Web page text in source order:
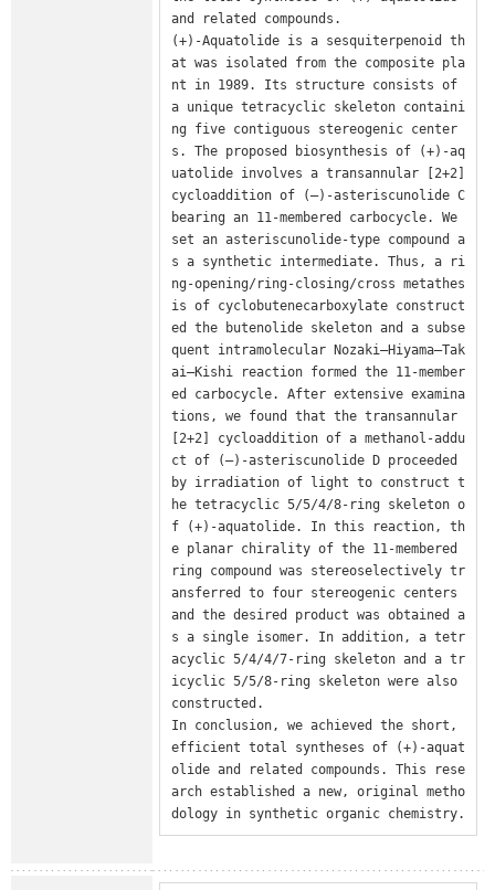
and related compounds.
(+)-Aquatolide is a sesquiterpenoid th
at was isolated from the composite pla
nt in 1989. Its structure consists of
a unique tetracyclic skeleton containi
ng five contiguous stereogenic center
s. The proposed biosynthesis of (+)-aq
uatolide involves a transannular [2+2]
cycloaddition of (–)-asteriscunolide C
bearing an 11-membered carbocycle. We
set an asteriscunolide-type compound a
s a synthetic intermediate. Thus, a ri
ng-opening/ring-closing/cross metathes
is of cyclobutenecarboxylate construct
ed the butenolide skeleton and a subse
quent intramolecular Nozaki–Hiyama–Tak
ai–Kishi reaction formed the 11-member
ed carbocycle. After extensive examina
tions, we found that the transannular
[2+2] cycloaddition of a methanol-addu
ct of (–)-asteriscunolide D proceeded
by irradiation of light to construct t
he tetracyclic 5/5/4/8-ring skeleton o
f (+)-aquatolide. In this reaction, th
e planar chirality of the 11-membered
ring compound was stereoselectively tr
ansferred to four stereogenic centers
and the desired product was obtained a
s a single isomer. In addition, a tetr
acyclic 5/4/4/7-ring skeleton and a tr
icyclic 5/5/8-ring skeleton were also
constructed.
In conclusion, we achieved the short,
efficient total syntheses of (+)-aquat
olide and related compounds. This rese
arch established a new, original metho
dology in synthetic organic chemistry.